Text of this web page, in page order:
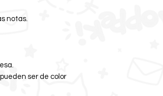
notas.
ser de color